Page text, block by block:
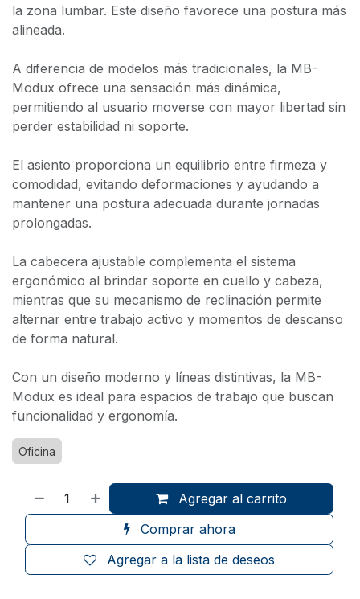
la zona lumbar. Este diseño favorece una postura más
alineada.
A diferencia de modelos más tradicionales, la MB-
Modux ofrece una sensación más dinámica,
permitiendo al usuario moverse con mayor libertad sin
perder estabilidad ni soporte.
El asiento proporciona un equilibrio entre firmeza y
comodidad, evitando deformaciones y ayudando a
mantener una postura adecuada durante jornadas
prolongadas.
La cabecera ajustable complementa el sistema
ergonómico al brindar soporte en cuello y cabeza,
mientras que su mecanismo de reclinación permite
alternar entre trabajo activo y momentos de descanso
de forma natural.
Con un diseño moderno y líneas distintivas, la MB-
Modux es ideal para espacios de trabajo que buscan
funcionalidad y ergonomía.
Oficina
Agregar al carrito
Comprar ahora
Agregar a la lista de deseos